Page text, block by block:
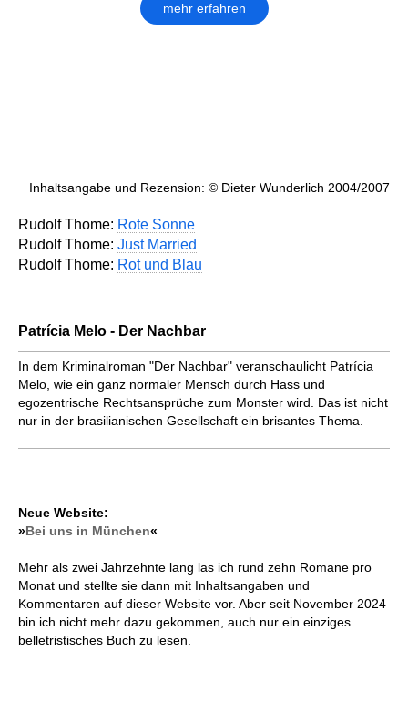
mehr erfahren
Inhaltsangabe und Rezension: © Dieter Wunderlich 2004/2007
Rudolf Thome: Rote Sonne
Rudolf Thome: Just Married
Rudolf Thome: Rot und Blau
Patrícia Melo - Der Nachbar
In dem Kriminalroman "Der Nachbar" veranschaulicht Patrícia
Melo, wie ein ganz normaler Mensch durch Hass und
egozentrische Rechtsansprüche zum Monster wird. Das ist nicht
nur in der brasilianischen Gesellschaft ein brisantes Thema.
Neue Website:
»Bei uns in München«
Mehr als zwei Jahrzehnte lang las ich rund zehn Romane pro
Monat und stellte sie dann mit Inhaltsangaben und
Kommentaren auf dieser Website vor. Aber seit November 2024
bin ich nicht mehr dazu gekommen, auch nur ein einziges
belletristisches Buch zu lesen.